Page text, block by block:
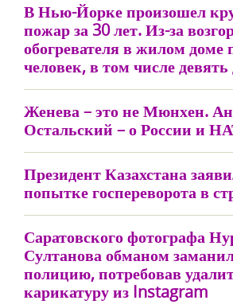
В Нью-Йорке произошел
пожар за 30 лет. Из-за
обогревателя в жилом доме
человек, в том числе девять
Женева – это не Мюнхен.
Остальский – о России и
Президент Казахстана
попытке госпереворота в
Саратовского фотографа
Султанова обманом
полицию, потребовав
карикатуру из Instagram